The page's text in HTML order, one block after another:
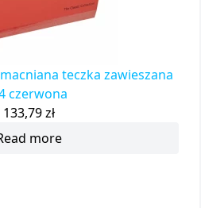
teczka zawieszana
czerwona
133,79zł
more